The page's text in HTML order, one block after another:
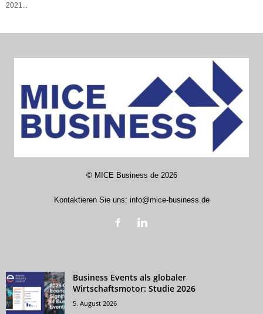
2021...
© MICE Business de2026
Kontaktieren Sie uns: info@mice-business.de
Business Events als globaler
Wirtschaftsmotor: Studie 2026
5. August 2026